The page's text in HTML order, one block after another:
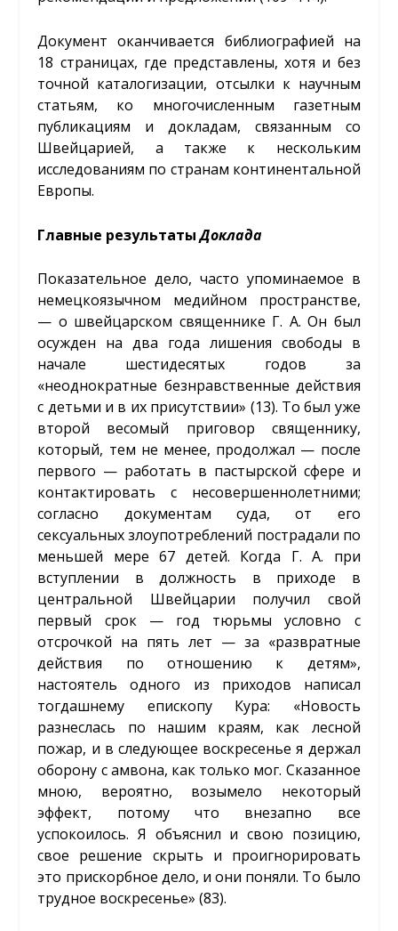
Документ оканчивается библиографией на
18 страницах, где представлены, хотя и без
точной каталогизации, отсылки к научным
статьям, ко многочисленным газетным
публикациям и докладам, связанным со
Швейцарией, а также к нескольким
исследованиям по странам континентальной
Европы.
Главные результатыДоклада
Показательное дело, часто упоминаемое в
немецкоязычном медийном пространстве,
— о швейцарском священнике Г. А. Он был
осужден на два года лишения свободы в
начале шестидесятых годов за
«неоднократные безнравственные действия
с детьми и в их присутствии» (13). То был уже
второй весомый приговор священнику,
который, тем не менее, продолжал — после
первого — работать в пастырской сфере и
контактировать с несовершеннолетними;
согласно документам суда, от его
сексуальных злоупотреблений пострадали по
меньшей мере 67 детей. Когда Г. А. при
вступлении в должность в приходе в
центральной Швейцарии получил свой
первый срок — год тюрьмы условно с
отсрочкой на пять лет — за «развратные
действия по отношению к детям»,
настоятель одного из приходов написал
тогдашнему епископу Кура: «Новость
разнеслась по нашим краям, как лесной
пожар, и в следующее воскресенье я держал
оборону с амвона, как только мог. Сказанное
мною, вероятно, возымело некоторый
эффект, потому что внезапно все
успокоилось. Я объяснил и свою позицию,
свое решение скрыть и проигнорировать
это прискорбное дело, и они поняли. То было
трудное воскресенье» (83).